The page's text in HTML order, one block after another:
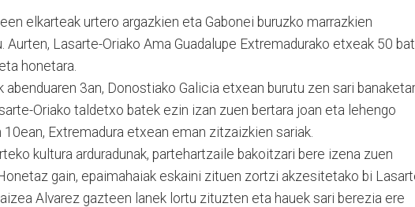
elkarteak urtero argazkien eta Gabonei buruzko marrazkien
Aurten, Lasarte-Oriako Ama Guadalupe Extremadurako etxeak 50 bat
honetara.
abenduaren 3an, Donostiako Galicia etxean burutu zen sari
Oriako taldetxo batek ezin izan zuen bertara joan eta lehengo
10ean, Extremadura etxean eman zitzaizkien sariak.
kultura arduradunak, partehartzaile bakoitzari bere izena zuen
gain, epaimahaiak eskaini zituen zortzi akzesitetako bi
Alvarez gazteen lanek lortu zituzten eta hauek sari berezia ere